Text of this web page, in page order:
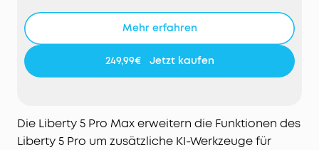
Mehr erfahren
249,99€ Jetzt kaufen
Die Liberty 5 Pro Max erweitern die Funktionen des
Liberty 5 Pro um zusätzliche KI-Werkzeuge für